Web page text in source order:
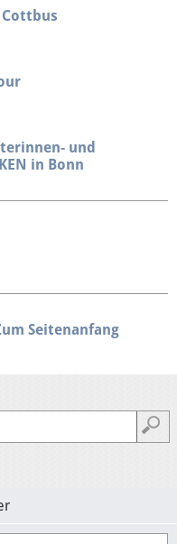
und
in Bonn
Seitenanfang